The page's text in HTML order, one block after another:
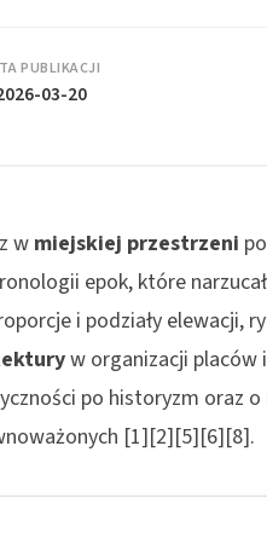
PUBLIKACJI
03-20
w miejskiej przestrzeni
epok, które
i podziały elewacji,
w organizacji placów
po historyzm oraz
[1][2][5][6][8].